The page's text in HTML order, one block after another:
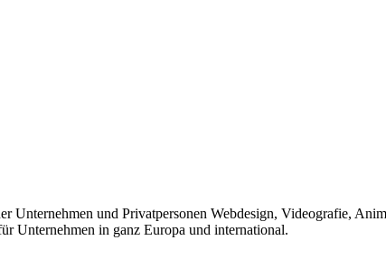
und Privatpersonen Webdesign, Videografie,
Unternehmen in ganz Europa und international.